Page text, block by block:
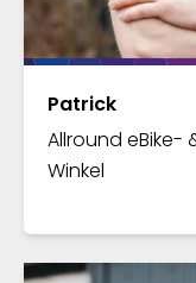
Patrick
Allround eBike-
Winkel